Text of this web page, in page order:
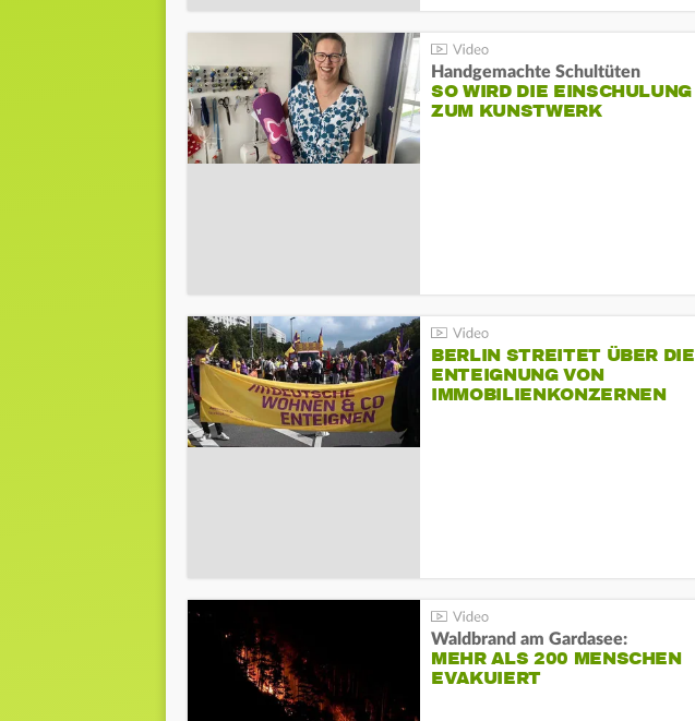
Handgemachte Schultüten
SO WIRD DIE EINSCHULUNG
ZUM KUNSTWERK
BERLIN STREITET ÜBER DIE
ENTEIGNUNG VON
IMMOBILIENKONZERNEN
Waldbrand am Gardasee:
MEHR ALS 200 MENSCHEN
EVAKUIERT